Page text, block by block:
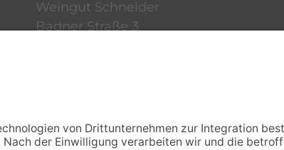
Weingut Schneider
Badner Straße 3